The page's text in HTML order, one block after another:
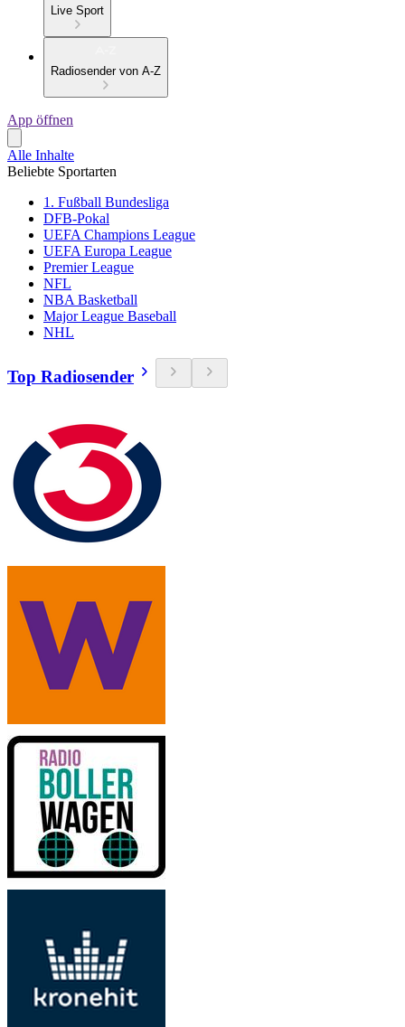
Live Sport
Radiosender von A-Z
App öffnen
Alle Inhalte
Beliebte Sportarten
1. Fußball Bundesliga
DFB-Pokal
UEFA Champions League
UEFA Europa League
Premier League
NFL
NBA Basketball
Major League Baseball
NHL
Top Radiosender